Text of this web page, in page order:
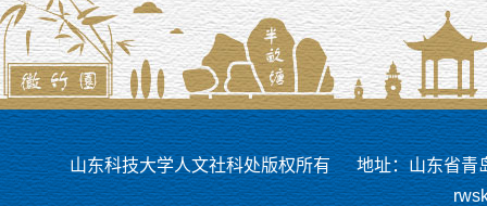
山东科技大学人文社科处版权所有
地址：山东省